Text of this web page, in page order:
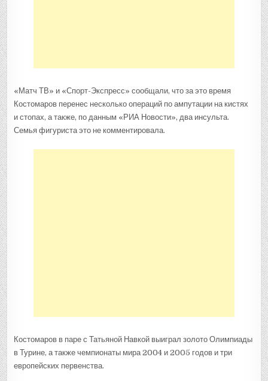
«Матч ТВ» и «Спорт-Экспресс» сообщали, что за это время
Костомаров перенес несколько операций по ампутации на кистях
и стопах, а также, по данным «РИА Новости», два инсульта.
Семья фигуриста это не комментировала.
Костомаров в паре с Татьяной Навкой выиграл золото Олимпиады
в Турине, а также чемпионаты мира 2004 и 2005 годов и три
европейских первенства.